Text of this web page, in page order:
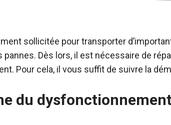
sollicitée pour transporter
pannes. Dès lors, il est nécessaire de
Pour cela, il vous suffit de suivre la
du